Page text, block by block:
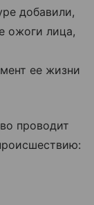
добавили,
ожоги лица,
ее жизни
проводит